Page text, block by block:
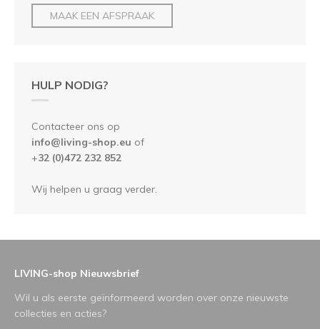
MAAK EEN AFSPRAAK
HULP NODIG?
Contacteer ons op
info@living-shop.eu of
+32 (0)472 232 852
Wij helpen u graag verder.
LIVING-shop Nieuwsbrief
Wil u als eerste geïnformeerd worden over onze nieuwste
collecties en acties?